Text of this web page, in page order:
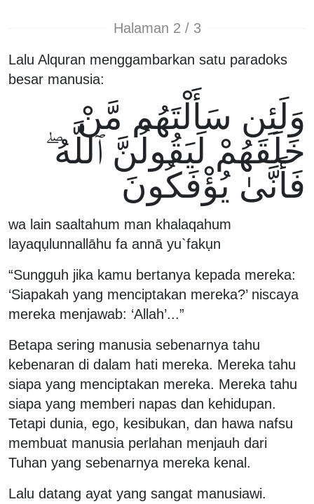
Halaman 2 / 3
Lalu Alquran menggambarkan satu paradoks
besar manusia:
وَلَئِن سَأَلْتَهُم مَّنْ
خَلَقَهُمْ لَيَقُولُنَّ ٱللَّهُ ۖ
فَأَنَّىٰ يُؤْفَكُونَ
wa lain saaltahum man khalaqahum
layaqụlunnallāhu fa annā yu`fakụn
“Sungguh jika kamu bertanya kepada mereka:
‘Siapakah yang menciptakan mereka?’ niscaya
mereka menjawab: ‘Allah’...”
Betapa sering manusia sebenarnya tahu
kebenaran di dalam hati mereka. Mereka tahu
siapa yang menciptakan mereka. Mereka tahu
siapa yang memberi napas dan kehidupan.
Tetapi dunia, ego, kesibukan, dan hawa nafsu
membuat manusia perlahan menjauh dari
Tuhan yang sebenarnya mereka kenal.
Lalu datang ayat yang sangat manusiawi.